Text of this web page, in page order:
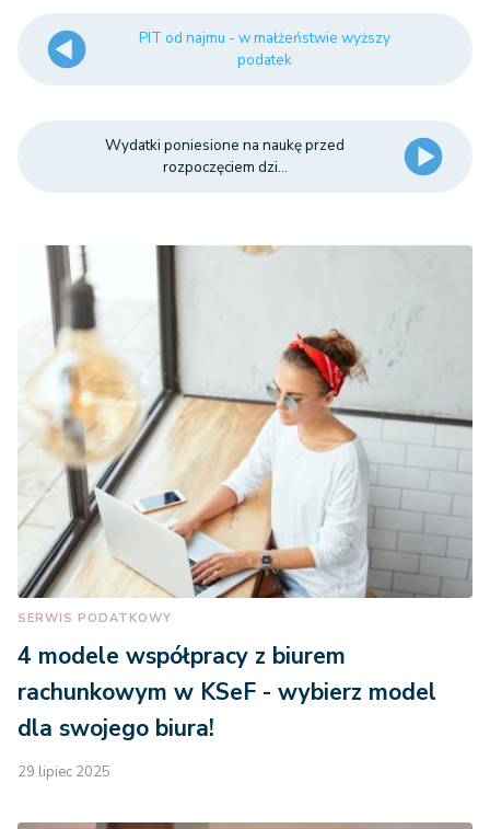
PIT od najmu - w małżeństwie wyższy
podatek
Wydatki poniesione na naukę przed
rozpoczęciem dzi...
SERWIS PODATKOWY
4 modele współpracy z biurem
rachunkowym w KSeF - wybierz model
dla swojego biura!
29 lipiec 2025